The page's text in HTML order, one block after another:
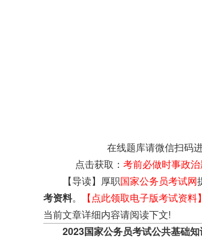
在线题库请微信扫码
点击获取： 考前必做时事政治
【导读】厚职国家公务员考试网
考资料。 【点此领取电子版考试资料】
当前文章详细内容请阅读下文!
2023国家公务员考试公共基础知